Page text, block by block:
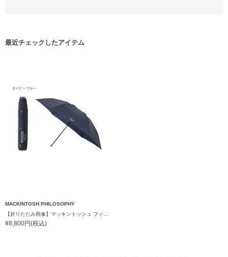
最近チェックしたアイテム
MACKINTOSH PHILOSOPHY
【折りたたみ雨傘】マッキントッシュ フィロソフィー（MACKINTOSH PHILOSOPHY）Barbrella（バーブレラ）CAT 軽量
¥8,800円(税込)